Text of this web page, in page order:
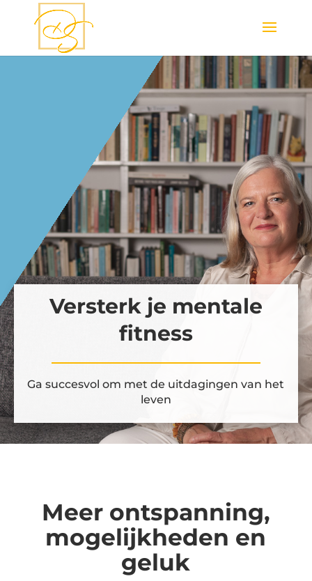
Versterk je mentale
fitness
Ga succesvol om met de uitdagingen van het
leven
Meer ontspanning,
mogelijkheden en
geluk